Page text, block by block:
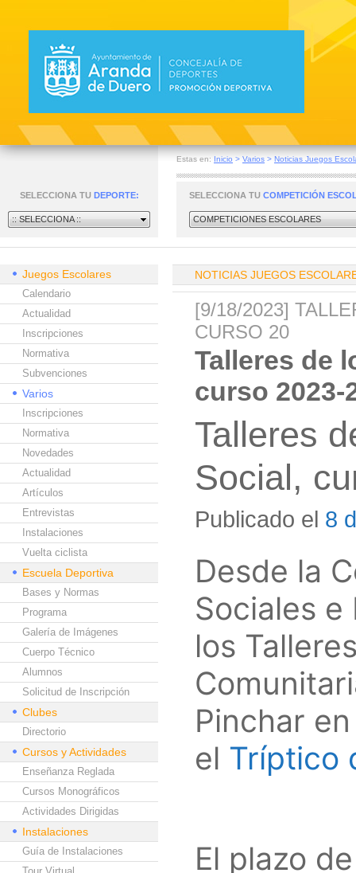
Estas en: Inicio > Varios > Noticias Juegos
SELECCIONA TU DEPORTE:
:: SELECCIONA ::
SELECCIONA TU COMPETICIÓN
COMPETICIONES ESCOLARES
Juegos Escolares
Calendario
Actualidad
Inscripciones
Normativa
Subvenciones
Varios
Inscripciones
Normativa
Novedades
Actualidad
Artículos
Entrevistas
Instalaciones
Vuelta ciclista
Escuela Deportiva
Bases y Normas
Programa
Galería de Imágenes
Cuerpo Técnico
Alumnos
Solicitud de Inscripción
Clubes
Directorio
Cursos y Actividades
Enseñanza Reglada
Cursos Monográficos
Actividades Dirigidas
Instalaciones
Guía de Instalaciones
NOTICIAS JUEGOS
[9/18/2023]
CURSO 20
Talleres de
curso 2023-
Talleres
Social,
Publicado el 8
Desde la
Sociales
los
Pinchar
el Tríptico
El plazo